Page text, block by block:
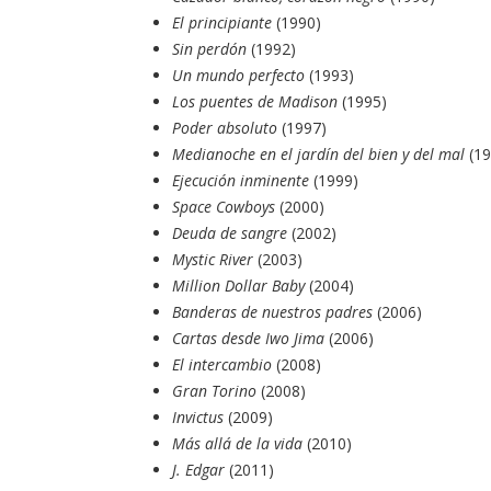
El principiante (1990)
Sin perdón (1992)
Un mundo perfecto (1993)
Los puentes de Madison (1995)
Poder absoluto (1997)
Medianoche en el jardín del bien y del mal
Ejecución inminente (1999)
Space Cowboys (2000)
Deuda de sangre (2002)
Mystic River (2003)
Million Dollar Baby(2004)
Banderas de nuestros padres (2006)
Cartas desde Iwo Jima (2006)
El intercambio (2008)
Gran Torino (2008)
Invictus (2009)
Más allá de la vida (2010)
J. Edgar (2011)